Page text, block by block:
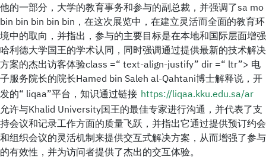
他的一部分，大学的教育事务和参与的副总裁，并强调了sa mo
bin bin bin bin bin，在这次展览中，在建立灵活而全面的教育环
境中的取向，并指出，参与的主要目标是在本地和国际层面增强
哈利德大学国王的学术认同，同时强调通过提供最新的技术解决
方案的杰出访客体验class =“ text-align-justify” dir =“ ltr”> 电
子服务院长的院长Hamed bin Saleh al-Qahtani博士解释说，开
发的“ liqaa”平台，知识通过链接 https://liqaa.kku.edu.sa/ar
允许与Khalid University国王的最佳专家进行沟通，并代表了支
持会议和记录工作方面的质量飞跃，并指出它通过提供预订约会
和组织会议的灵活机制来提供交互式解决方案，从而增强了参与
的有效性，并为访问者提供了杰出的交互体验。